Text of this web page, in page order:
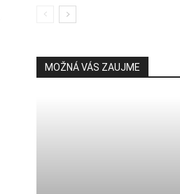
MOŽNÁ VÁS ZAUJME